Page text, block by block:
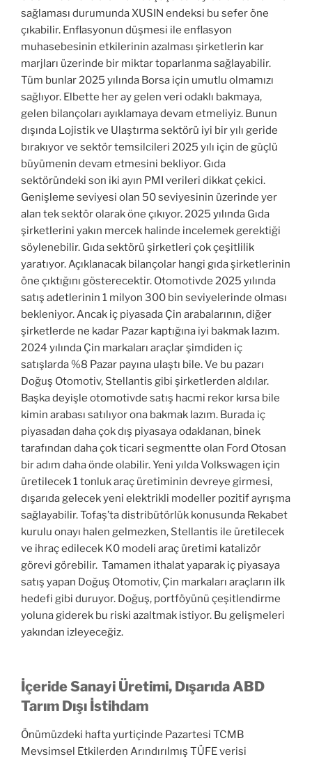
sağlaması durumunda XUSIN endeksi bu sefer öne
çıkabilir. Enflasyonun düşmesi ile enflasyon
muhasebesinin etkilerinin azalması şirketlerin kar
marjları üzerinde bir miktar toparlanma sağlayabilir.
Tüm bunlar 2025 yılında Borsa için umutlu olmamızı
sağlıyor. Elbette her ay gelen veri odaklı bakmaya,
gelen bilançoları ayıklamaya devam etmeliyiz. Bunun
dışında Lojistik ve Ulaştırma sektörü iyi bir yılı geride
bırakıyor ve sektör temsilcileri 2025 yılı için de güçlü
büyümenin devam etmesini bekliyor. Gıda
sektöründeki son iki ayın PMI verileri dikkat çekici.
Genişleme seviyesi olan 50 seviyesinin üzerinde yer
alan tek sektör olarak öne çıkıyor. 2025 yılında Gıda
şirketlerini yakın mercek halinde incelemek gerektiği
söylenebilir. Gıda sektörü şirketleri çok çeşitlilik
yaratıyor. Açıklanacak bilançolar hangi gıda şirketlerinin
öne çıktığını gösterecektir. Otomotivde 2025 yılında
satış adetlerinin 1 milyon 300 bin seviyelerinde olması
bekleniyor. Ancak iç piyasada Çin arabalarının, diğer
şirketlerde ne kadar Pazar kaptığına iyi bakmak lazım.
2024 yılında Çin markaları araçlar şimdiden iç
satışlarda %8 Pazar payına ulaştı bile. Ve bu pazarı
Doğuş Otomotiv, Stellantis gibi şirketlerden aldılar.
Başka deyişle otomotivde satış hacmi rekor kırsa bile
kimin arabası satılıyor ona bakmak lazım. Burada iç
piyasadan daha çok dış piyasaya odaklanan, binek
tarafından daha çok ticari segmentte olan Ford Otosan
bir adım daha önde olabilir. Yeni yılda Volkswagen için
üretilecek 1 tonluk araç üretiminin devreye girmesi,
dışarıda gelecek yeni elektrikli modeller pozitif ayrışma
sağlayabilir. Tofaş’ta distribütörlük konusunda Rekabet
kurulu onayı halen gelmezken, Stellantis ile üretilecek
ve ihraç edilecek K0 modeli araç üretimi katalizör
görevi görebilir. Tamamen ithalat yaparak iç piyasaya
satış yapan Doğuş Otomotiv, Çin markaları araçların ilk
hedefi gibi duruyor. Doğuş, portföyünü çeşitlendirme
yoluna giderek bu riski azaltmak istiyor. Bu gelişmeleri
yakından izleyeceğiz.
İçeride Sanayi Üretimi, Dışarıda ABD
Tarım Dışı İstihdam
Önümüzdeki hafta yurtiçinde Pazartesi TCMB
Mevsimsel Etkilerden Arındırılmış TÜFE verisi